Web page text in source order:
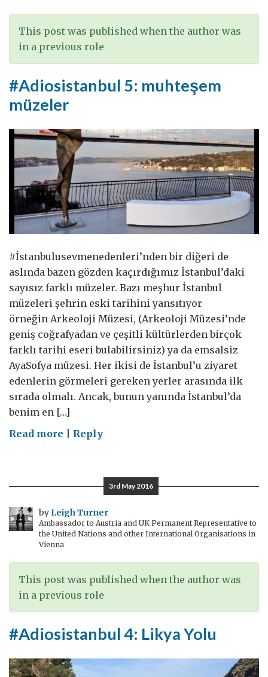
This post was published when the author was
in a previous role
#Adiosistanbul 5: muhteşem
müzeler
#İstanbulusevmenedenleri’nden bir diğeri de
aslında bazen gözden kaçırdığımız İstanbul’daki
sayısız farklı müzeler. Bazı meşhur İstanbul
müzeleri şehrin eski tarihini yansıtıyor
örneğin Arkeoloji Müzesi, (Arkeoloji Müzesi’nde
geniş coğrafyadan ve çeşitli kültürlerden birçok
farklı tarihi eseri bulabilirsiniz) ya da emsalsiz
AyaSofya müzesi. Her ikisi de İstanbul’u ziyaret
edenlerin görmeleri gereken yerler arasında ilk
sırada olmalı. Ancak, bunun yanında İstanbul’da
benim en […]
Read more on
muhteşem
müzeler
Reply
3rd May 2016
by Leigh Turner
Ambassador to Austria and UK Permanent Representative to
the United Nations and other International Organisations in
Vienna
This post was published when the author was
in a previous role
#Adiosistanbul 4: Likya Yolu